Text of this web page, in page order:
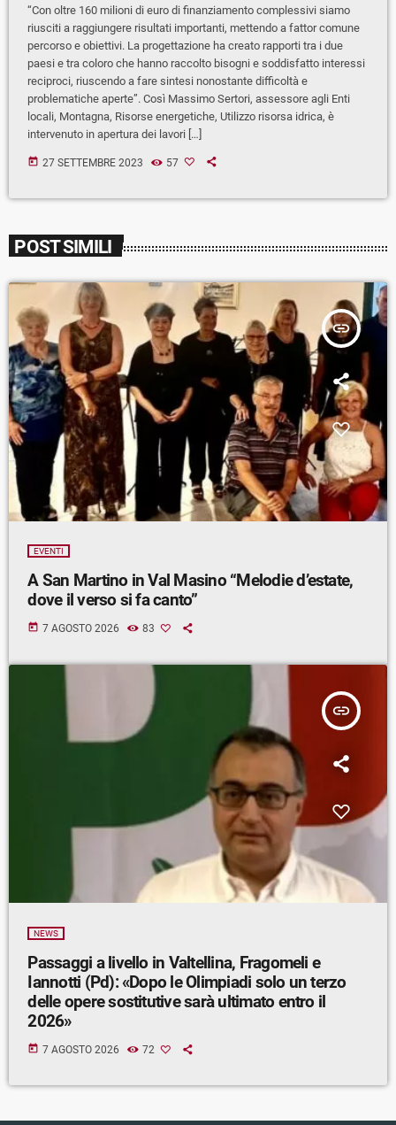
“Con oltre 160 milioni di euro di finanziamento complessivi siamo
riusciti a raggiungere risultati importanti, mettendo a fattor comune
percorso e obiettivi. La progettazione ha creato rapporti tra i due
paesi e tra coloro che hanno raccolto bisogni e soddisfatto interessi
reciproci, riuscendo a fare sintesi nonostante difficoltà e
problematiche aperte”. Così Massimo Sertori, assessore agli Enti
locali, Montagna, Risorse energetiche, Utilizzo risorsa idrica, è
intervenuto in apertura dei lavori […]
today 27 SETTEMBRE 2023 57
POST SIMILI
insert_link
EVENTI
A San Martino in Val Masino “Melodie d’estate,
dove il verso si fa canto”
today 7 AGOSTO 2026 83
insert_link
NEWS
Passaggi a livello in Valtellina, Fragomeli e
Iannotti (Pd): «Dopo le Olimpiadi solo un terzo
delle opere sostitutive sarà ultimato entro il
2026»
today 7 AGOSTO 2026 72